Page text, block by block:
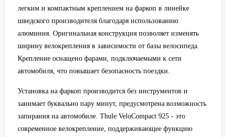
легким и компактным креплением на фаркоп в линейке
шведского производителя благодаря использованию
алюминия. Оригинальная конструкция позволяет изменять
ширину велокрепления в зависимости от базы велосипеда.
Крепление оснащено фарами, подключаемыми к сети
автомобиля, что повышает безопасность поездки.
Установка на фаркоп производится без инструментов и
занимает буквально пару минут, предусмотрена возможность
запирания на автомобиле. Thule VeloCompact 925 - это
современное велокрепление, поддерживающее функцию